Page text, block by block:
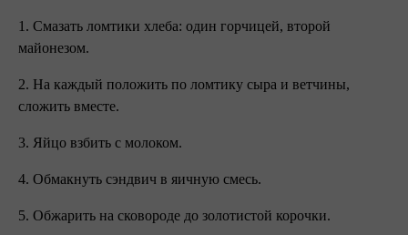
1. Смазать ломтики хлеба: один горчицей, второй
майонезом.
2. На каждый положить по ломтику сыра и ветчины,
сложить вместе.
3. Яйцо взбить с молоком.
4. Обмакнуть сэндвич в яичную смесь.
5. Обжарить на сковороде до золотистой корочки.